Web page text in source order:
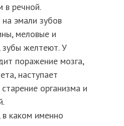
в речной.
эмали зубов
меловые и
зубы желтеют. У
поражение мозга,
наступает
организма и
в каком именно